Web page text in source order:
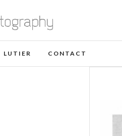
LUTIER CONTACT